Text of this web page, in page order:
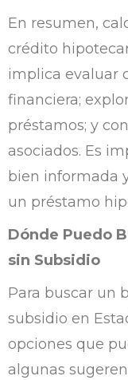
En resumen,
crédito
implica evaluar
financiera;
préstamos; y
asociados. Es
bien informada
un préstamo
Dónde Puedo
sin Subsidio
Para buscar un
subsidio en
opciones que
algunas